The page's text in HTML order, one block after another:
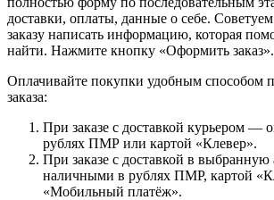
доставки, оплаты, данные о себе.
заказу написать информацию, которая
найти. Нажмите кнопку «Оформить заказ».
Оплачивайте покупки удобным способом
заказа:
При заказе с доставкой курьером —
рублях ПМР или картой «Клевер».
При заказе с доставкой в
наличными в рублях ПМР, картой
«Мобильный платёж».